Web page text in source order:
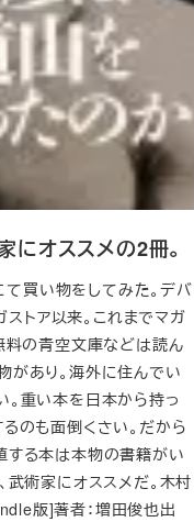
にオススメの2冊。
買い物をしてみた。デバ
トア以来。これまでマガ
料の青空文庫などは読ん
があり。海外に住んでい
。重い本を日本から持っ
のも面倒くさい。だから
する本は本物の書籍がい
武術家にオススメだ。木村
版]著者：増田俊也出